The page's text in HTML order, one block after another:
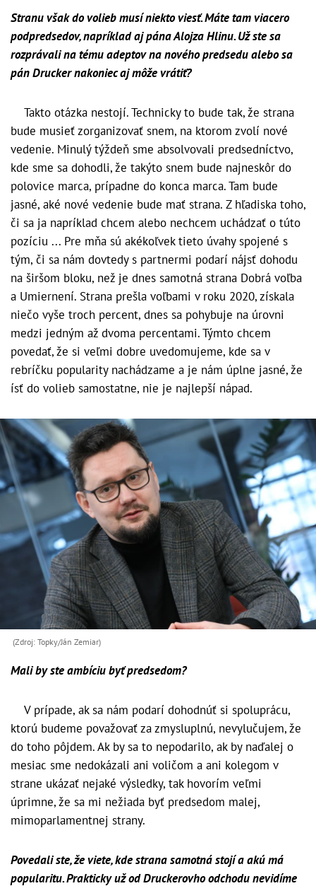
Stranu však do volieb musí niekto viesť. Máte tam viacero
podpredsedov, napríklad aj pána Alojza Hlinu. Už ste sa
rozprávali na tému adeptov na nového predsedu alebo sa
pán Drucker nakoniec aj môže vrátiť?
Takto otázka nestojí. Technicky to bude tak, že strana
bude musieť zorganizovať snem, na ktorom zvolí nové
vedenie. Minulý týždeň sme absolvovali predsedníctvo,
kde sme sa dohodli, že takýto snem bude najneskôr do
polovice marca, prípadne do konca marca. Tam bude
jasné, aké nové vedenie bude mať strana. Z hľadiska toho,
či sa ja napríklad chcem alebo nechcem uchádzať o túto
pozíciu ... Pre mňa sú akékoľvek tieto úvahy spojené s
tým, či sa nám dovtedy s partnermi podarí nájsť dohodu
na širšom bloku, než je dnes samotná strana Dobrá voľba
a Umiernení. Strana prešla voľbami v roku 2020, získala
niečo vyše troch percent, dnes sa pohybuje na úrovni
medzi jedným až dvoma percentami. Týmto chcem
povedať, že si veľmi dobre uvedomujeme, kde sa v
rebríčku popularity nachádzame a je nám úplne jasné, že
ísť do volieb samostatne, nie je najlepší nápad.
(Zdroj: Topky/Ján Zemiar)
Mali by ste ambíciu byť predsedom?
V prípade, ak sa nám podarí dohodnúť si spoluprácu,
ktorú budeme považovať za zmysluplnú, nevylučujem, že
do toho pôjdem. Ak by sa to nepodarilo, ak by naďalej o
mesiac sme nedokázali ani voličom a ani kolegom v
strane ukázať nejaké výsledky, tak hovorím veľmi
úprimne, že sa mi nežiada byť predsedom malej,
mimoparlamentnej strany.
Povedali ste, že viete, kde strana samotná stojí a akú má
popularitu. Prakticky už od Druckerovho odchodu nevidíme